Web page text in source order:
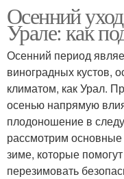
Осенний
Урале: как
Осенний период
виноградных кустов,
климатом, как Урал.
осенью напрямую
плодоношение в
рассмотрим основные
зиме, которые
перезимовать